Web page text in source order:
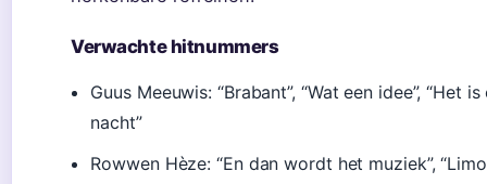
Verwachte hitnummers
Guus Meeuwis: “Brabant”, “Wat een idee”, “Het is
nacht”
Rowwen Hèze: “En dan wordt het muziek”,